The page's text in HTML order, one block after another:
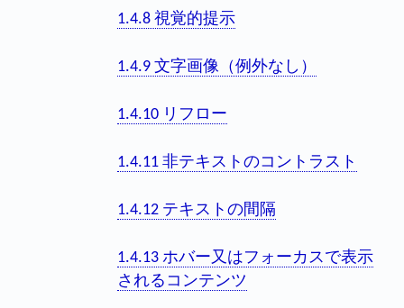
1.4.8 視覚的提示
1.4.9 文字画像（例外なし）
1.4.10 リフロー
1.4.11 非テキストのコントラスト
1.4.12 テキストの間隔
1.4.13 ホバー又はフォーカスで表示
されるコンテンツ